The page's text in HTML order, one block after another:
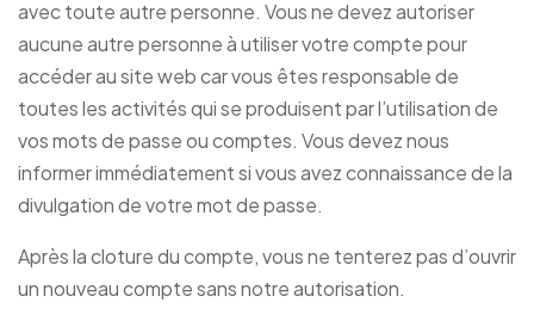
avec toute autre personne. Vous ne devez autoriser
aucune autre personne à utiliser votre compte pour
accéder au site web car vous êtes responsable de
toutes les activités qui se produisent par l’utilisation de
vos mots de passe ou comptes. Vous devez nous
informer immédiatement si vous avez connaissance de la
divulgation de votre mot de passe.
Après la cloture du compte, vous ne tenterez pas d’ouvrir
un nouveau compte sans notre autorisation.